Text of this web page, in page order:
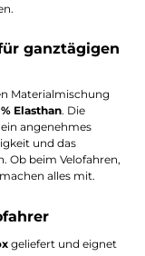
ganztägigen
Materialmischung
Elasthan. Die
angenehmes
und das
Ob beim Velofahren,
alles mit.
geliefert und eignet